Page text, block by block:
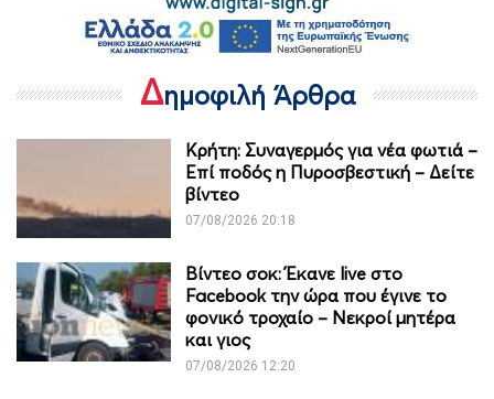
Δημοφιλή Άρθρα
Κρήτη: Συναγερμός για νέα φωτιά –
Επί ποδός η Πυροσβεστική – Δείτε
βίντεο
07/08/2026 20:18
Βίντεο σοκ: Έκανε live στο
Facebook την ώρα που έγινε το
φονικό τροχαίο – Νεκροί μητέρα
και γιος
07/08/2026 12:20